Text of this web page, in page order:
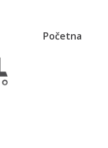
Početna